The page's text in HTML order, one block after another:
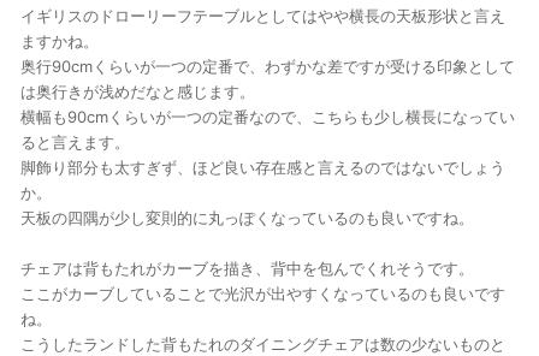
イギリスのドローリーフテーブルとしてはやや横長の天板形状と言え
ますかね。
奥行90cmくらいが一つの定番で、わずかな差ですが受ける印象として
は奥行きが浅めだなと感じます。
横幅も90cmくらいが一つの定番なので、こちらも少し横長になってい
ると言えます。
脚飾り部分も太すぎず、ほど良い存在感と言えるのではないでしょう
か。
天板の四隅が少し変則的に丸っぽくなっているのも良いですね。
チェアは背もたれがカーブを描き、背中を包んでくれそうです。
ここがカーブしていることで光沢が出やすくなっているのも良いです
ね。
こうしたランドした背もたれのダイニングチェアは数の少ないものと